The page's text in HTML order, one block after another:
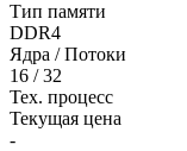
Тип памяти
DDR4
Ядра / Потоки
16 / 32
Тех. процесс
Текущая цена
-